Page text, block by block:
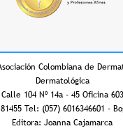
Colombiana de
Dermatológica
Calle 104 Nº 14a - 45 Oficina 603
Tel: (057) 6016346601 -
Editora: Joanna Cajamarca